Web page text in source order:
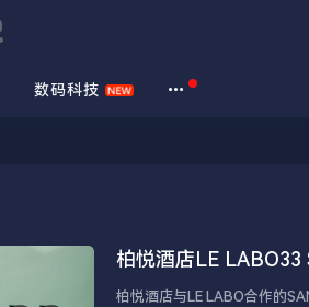
数码科技
酒店洗护
柏悦酒店LE LABO33
柏悦酒店与LE LABO合作的